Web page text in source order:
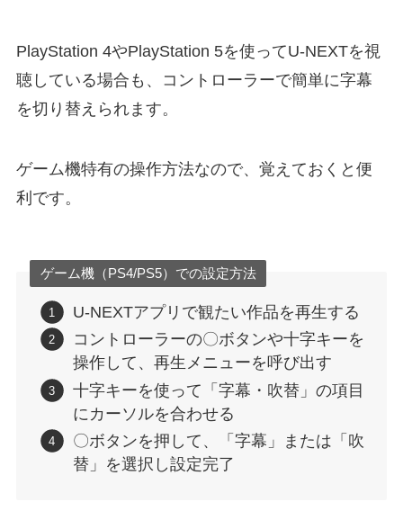
PlayStation 4やPlayStation 5を使ってU-NEXTを視
聴している場合も、コントローラーで簡単に字幕
を切り替えられます。
ゲーム機特有の操作方法なので、覚えておくと便
利です。
ゲーム機（PS4/PS5）での設定方法
U-NEXTアプリで観たい作品を再生する
コントローラーの〇ボタンや十字キーを
操作して、再生メニューを呼び出す
十字キーを使って「字幕・吹替」の項目
にカーソルを合わせる
〇ボタンを押して、「字幕」または「吹
替」を選択し設定完了